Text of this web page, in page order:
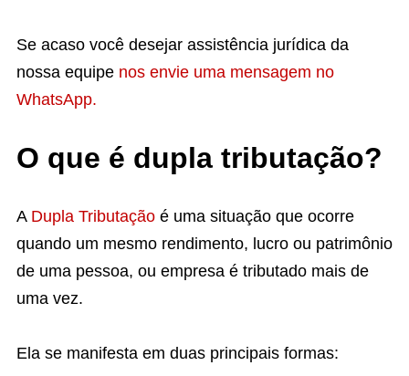
Se acaso você desejar assistência jurídica da
nossa equipe nos envie uma mensagem no
WhatsApp.
O que é dupla tributação?
A Dupla Tributação é uma situação que ocorre
quando um mesmo rendimento, lucro ou patrimônio
de uma pessoa, ou empresa é tributado mais de
uma vez.
Ela se manifesta em duas principais formas: